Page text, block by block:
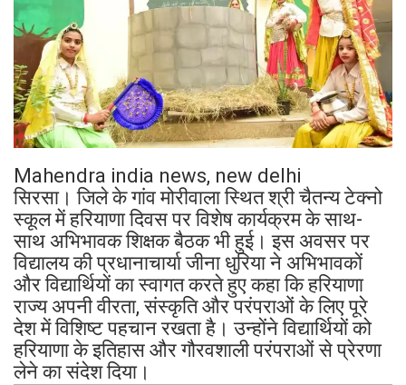
Mahendra india news, new delhi
सिरसा। जिले के गांव मोरीवाला स्थित श्री चैतन्य टेक्नो
स्कूल में हरियाणा दिवस पर विशेष कार्यक्रम के साथ-
साथ अभिभावक शिक्षक बैठक भी हुई। इस अवसर पर
विद्यालय की प्रधानाचार्या जीना धुरिया ने अभिभावकों
और विद्यार्थियों का स्वागत करते हुए कहा कि हरियाणा
राज्य अपनी वीरता, संस्कृति और परंपराओं के लिए पूरे
देश में विशिष्ट पहचान रखता है। उन्होंने विद्यार्थियों को
हरियाणा के इतिहास और गौरवशाली परंपराओं से प्रेरणा
लेने का संदेश दिया।